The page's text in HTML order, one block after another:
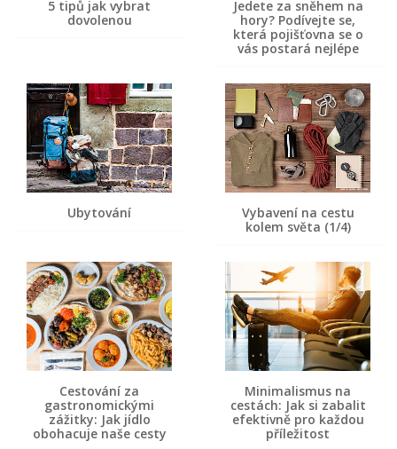
5 tipů jak vybrat
dovolenou
Jedete za sněhem na
hory? Podívejte se,
která pojišťovna se o
vás postará nejlépe
Ubytování
Vybavení na cestu
kolem světa (1/4)
Cestování za
gastronomickými
zážitky: Jak jídlo
obohacuje naše cesty
Minimalismus na
cestách: Jak si zabalit
efektivně pro každou
příležitost